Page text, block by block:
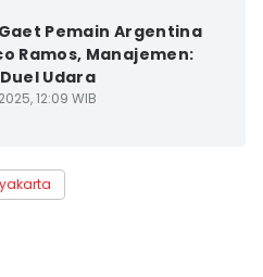
Gaet Pemain Argentina
Ramos, Manajemen:
Udara
12:09 WIB